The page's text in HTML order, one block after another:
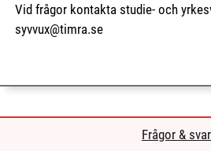
Vid frågor kontakta studie- och
syvvux@timra.se
Frågor & svar